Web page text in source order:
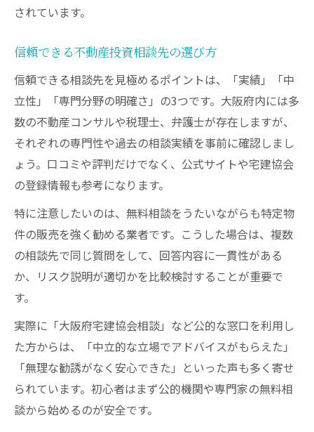
されています。
信頼できる不動産投資相談先の選び方
信頼できる相談先を見極めるポイントは、「実績」「中
立性」「専門分野の明確さ」の3つです。大阪府内には多
数の不動産コンサルや税理士、弁護士が存在しますが、
それぞれの専門性や過去の相談実績を事前に確認しまし
ょう。口コミや評判だけでなく、公式サイトや宅建協会
の登録情報も参考になります。
特に注意したいのは、無料相談をうたいながらも特定物
件の販売を強く勧める業者です。こうした場合は、複数
の相談先で同じ質問をして、回答内容に一貫性がある
か、リスク説明が適切かを比較検討することが重要で
す。
実際に「大阪府宅建協会相談」など公的な窓口を利用し
た方からは、「中立的な立場でアドバイスがもらえた」
「無理な勧誘がなく安心できた」といった声も多く寄せ
られています。初心者はまず公的機関や専門家の無料相
談から始めるのが安全です。